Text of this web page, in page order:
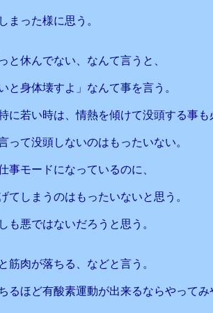
まった様に思う。
と休んでない、なんて言うと、
と身体壊すよ」なんて事を言う。
に若い時は、情熱を傾けて没頭する事も
って没頭しないのはもったいない。
事モードになっているのに、
てしまうのはもったいないと思う。
も悪ではないだろうと思う。
筋肉が落ちる、などと言う。
るほど有酸素運動が出来るならやってみ